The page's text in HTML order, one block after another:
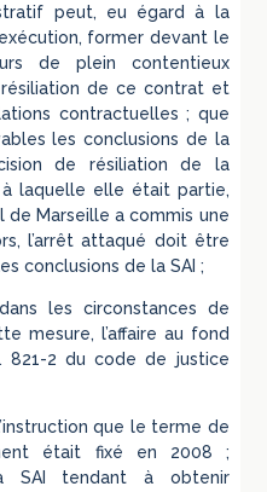
peut, eu égard à la
former devant le
de plein contentieux
de ce contrat et
contractuelles ; que
les conclusions de la
de résiliation de la
à laquelle elle était partie,
de Marseille a commis une
l’arrêt attaqué doit être
conclusions de la SAI ;
les circonstances de
mesure, l’affaire au fond
821-2 du code de justice
que le terme de
était fixé en 2008 ;
SAI tendant à obtenir